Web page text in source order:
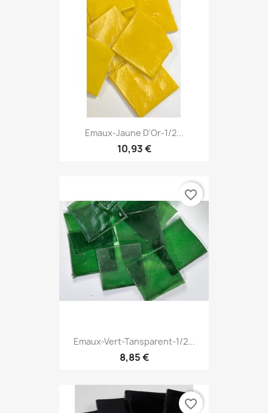
Emaux-Jaune D'Or-1/2...
10,93 €
Emaux-Vert-Tansparent-1/2...
8,85 €
favorite_border
favorite_border